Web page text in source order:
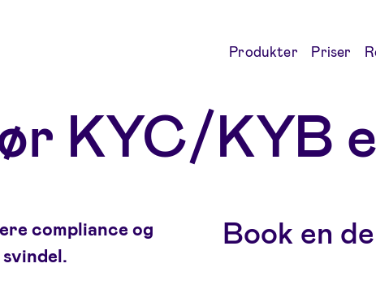
Produkter Priser
KYC/KYB
compliance og
Book en